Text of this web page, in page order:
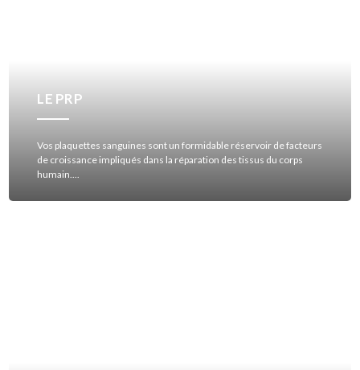
LE PRP
Vos plaquettes sanguines sont un formidable réservoir de facteurs
de croissance impliqués dans la réparation des tissus du corps
humain....